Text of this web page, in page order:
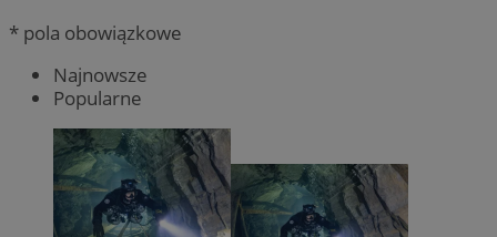
* pola obowiązkowe
Najnowsze
Popularne